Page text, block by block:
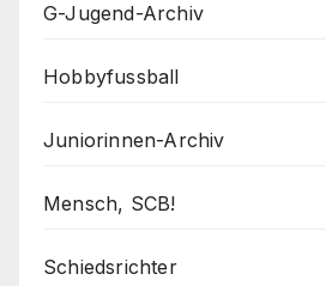
G-Jugend-Archiv
Hobbyfussball
Juniorinnen-Archiv
Mensch, SCB!
Schiedsrichter